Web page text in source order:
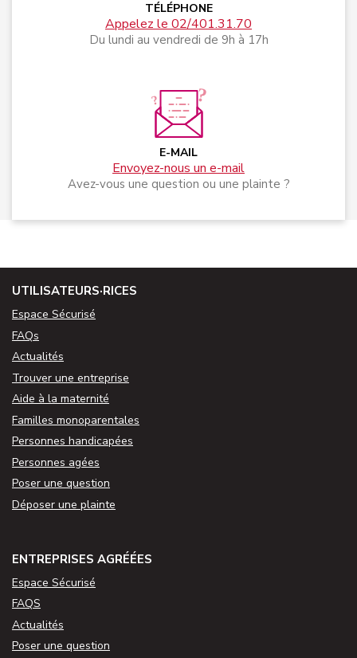
TÉLÉPHONE
Appelez le 02/401.31.70
Du lundi au vendredi de 9h à 17h
E-MAIL
Envoyez-nous un e-mail
Avez-vous une question ou une plainte ?
UTILISATEURS·RICES
Espace Sécurisé
FAQs
Actualités
Trouver une entreprise
Aide à la maternité
Familles monoparentales
Personnes handicapées
Personnes agées
Poser une question
Déposer une plainte
ENTREPRISES AGRÉÉES
Espace Sécurisé
FAQS
Actualités
Poser une question